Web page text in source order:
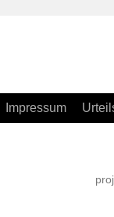
Impressum